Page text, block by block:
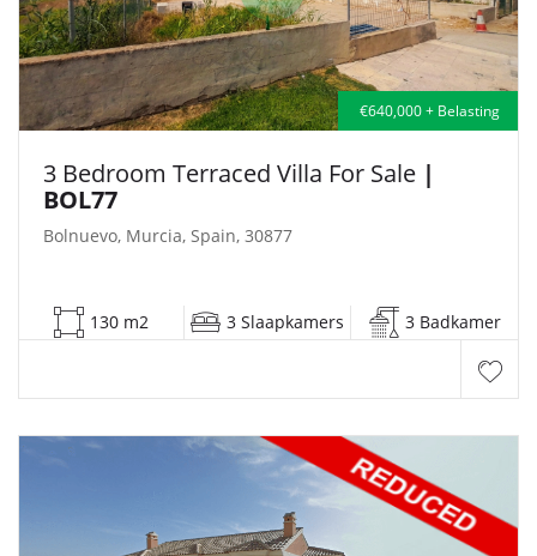
€640,000 + Belasting
3 Bedroom Terraced Villa For Sale |
BOL77
Bolnuevo, Murcia, Spain, 30877
130 m2 3 Slaapkamers 3 Badkamer